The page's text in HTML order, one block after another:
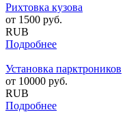
Рихтовка кузова
от 1500 руб.
RUB
Подробнее
Установка парктроников
от 10000 руб.
RUB
Подробнее